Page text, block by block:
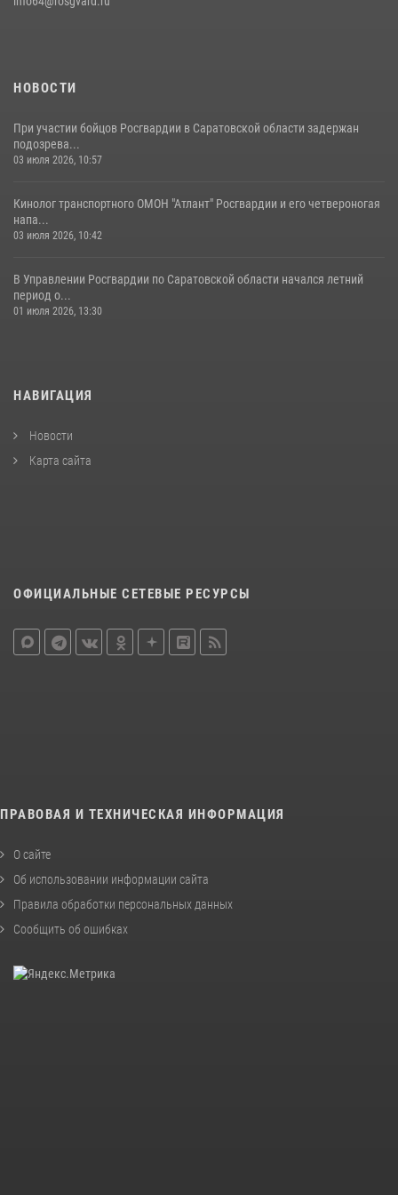
05 августа 2026, 12:55
НОВОСТИ
При участии бойцов Росгвардии в Саратовской области задержан
подозрева...
03 июля 2026, 10:57
Кинолог транспортного ОМОН "Атлант" Росгвардии и его четвероногая
напа...
03 июля 2026, 10:42
В Управлении Росгвардии по Саратовской области начался летний
период о...
01 июля 2026, 13:30
НАВИГАЦИЯ
Новости
Карта сайта
ОФИЦИАЛЬНЫЕ СЕТЕВЫЕ РЕСУРСЫ
ПРАВОВАЯ И ТЕХНИЧЕСКАЯ ИНФОРМАЦИЯ
О сайте
Об использовании информации сайта
Правила обработки персональных данных
Сообщить об ошибках